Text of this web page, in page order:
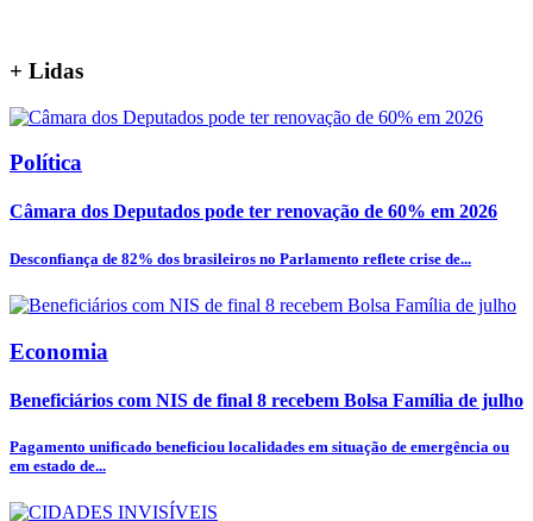
+ Lidas
Política
Câmara dos Deputados pode ter renovação de 60% em 2026
Desconfiança de 82% dos brasileiros no Parlamento reflete crise de...
Economia
Beneficiários com NIS de final 8 recebem Bolsa Família de julho
Pagamento unificado beneficiou localidades em situação de emergência ou
em estado de...